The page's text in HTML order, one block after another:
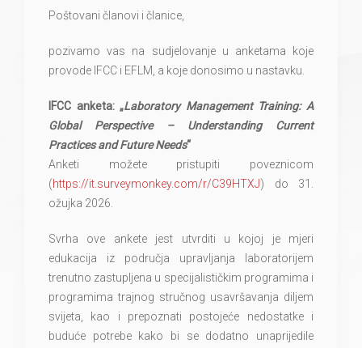
Poštovani članovi i članice,
pozivamo vas na sudjelovanje u anketama koje
provode IFCC i EFLM, a koje donosimo u nastavku.
IFCC anketa:„Laboratory Management Training: A
Global Perspective – Understanding Current
Practices and Future Needs“
Anketi možete pristupiti poveznicom
(https://it.surveymonkey.com/r/C39HTXJ) do 31.
ožujka 2026.
Svrha ove ankete jest utvrditi u kojoj je mjeri
edukacija iz područja upravljanja laboratorijem
trenutno zastupljena u specijalističkim programima i
programima trajnog stručnog usavršavanja diljem
svijeta, kao i prepoznati postojeće nedostatke i
buduće potrebe kako bi se dodatno unaprijedile